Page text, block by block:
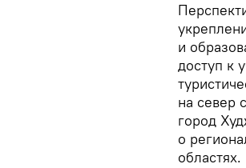
и
доступ к
на север
город
о
областях.